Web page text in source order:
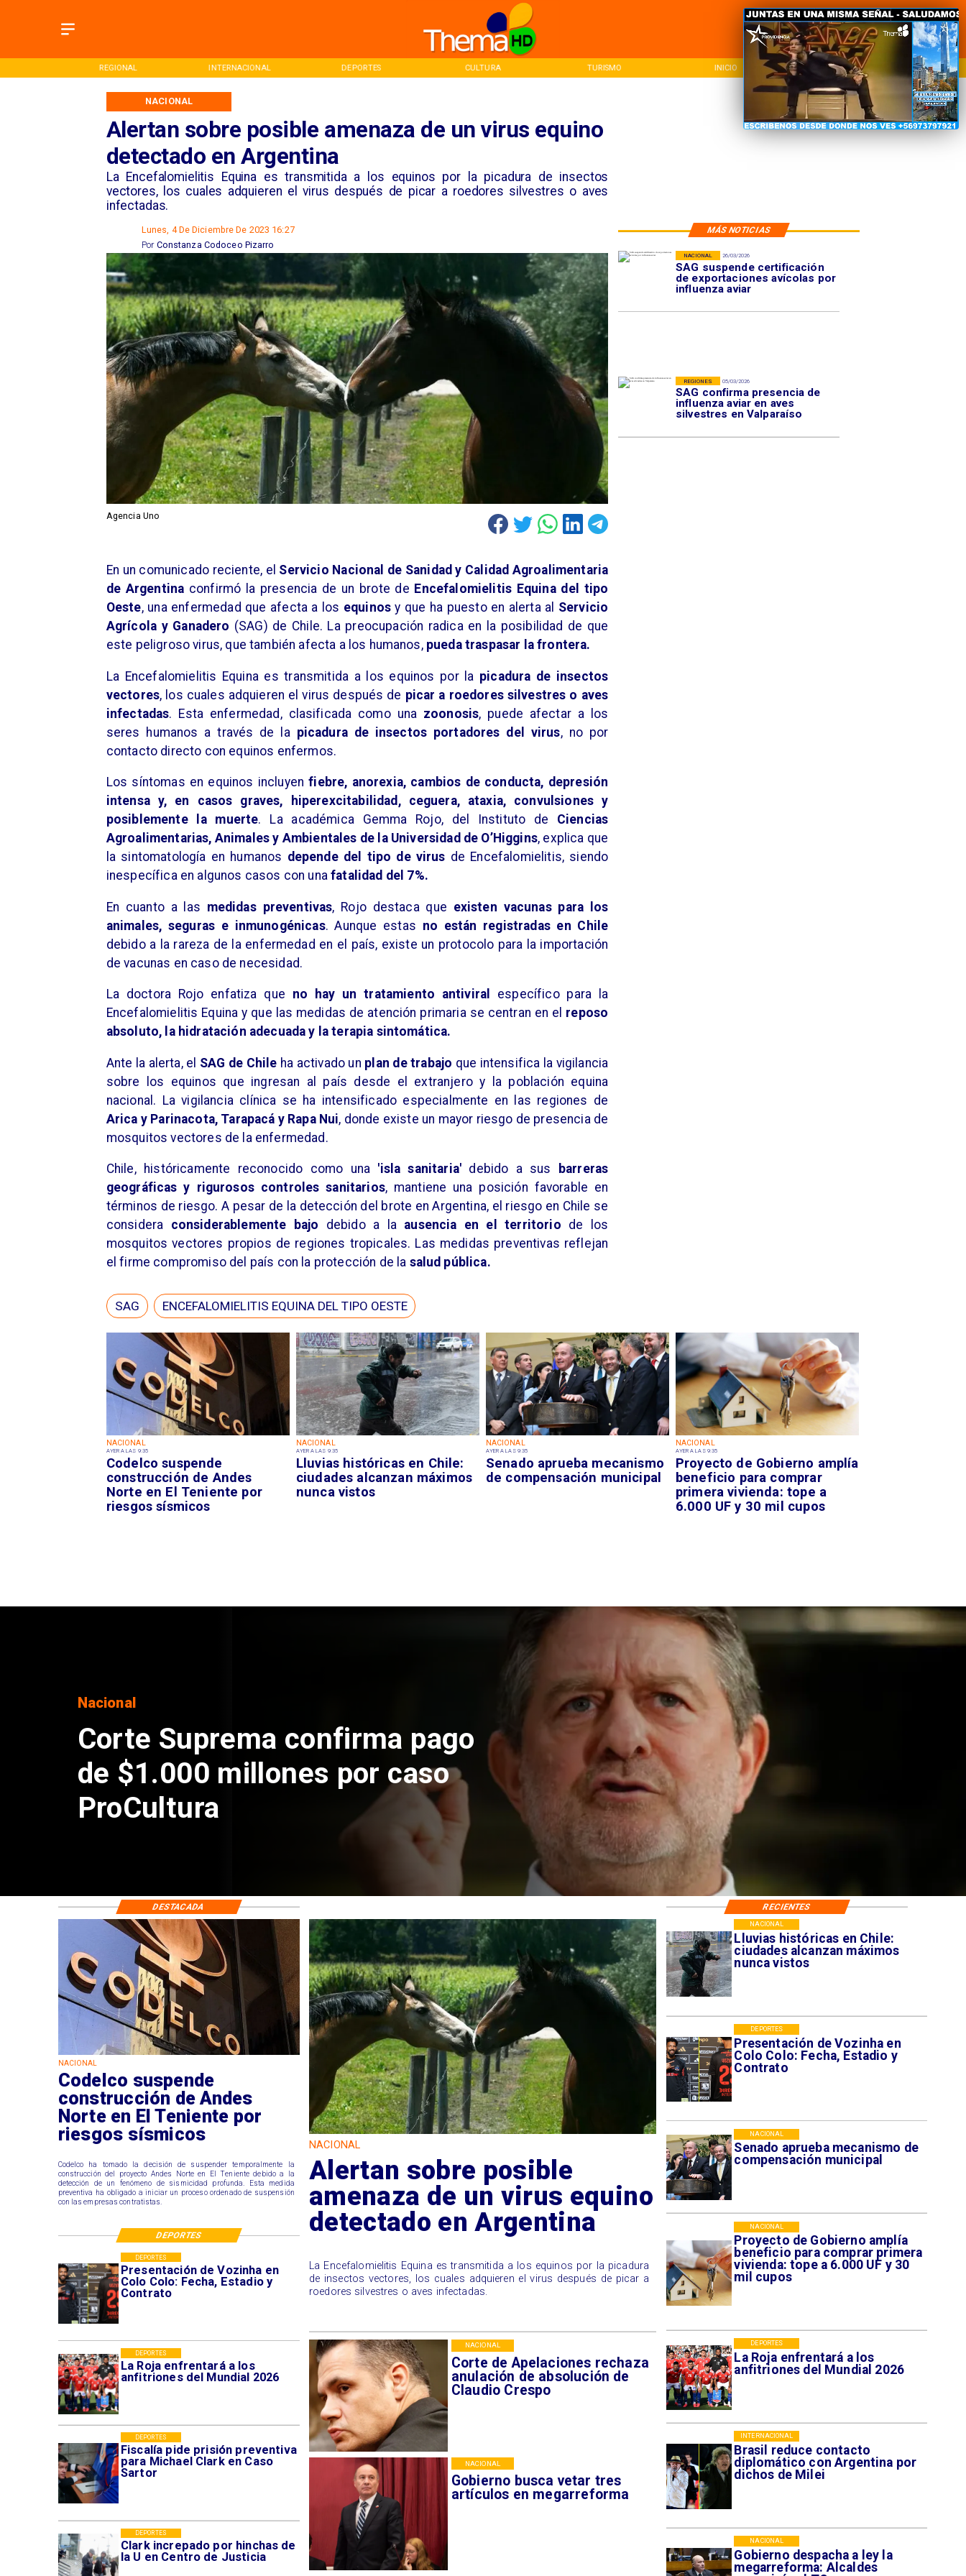
REGIONAL INTERNACIONAL DEPORTES CULTURA TURISMO INICIO NACIONAL
Alertan sobre posible amenaza de un virus equino
detectado en Argentina
​La Encefalomielitis Equina es transmitida a los equinos por la picadura de insectos
vectores, los cuales adquieren el virus después de picar a roedores silvestres o aves
infectadas.
NACIONAL
MÁS NOTICIAS
Lunes, 4 De Diciembre De 2023 16:27
Constanza Codoceo Pizarro
Por
Agencia Uno
NACIONAL
AYER A LAS 9:35
Codelco suspende
construcción de Andes
Norte en El Teniente por
riesgos sísmicos
NACIONAL
AYER A LAS 9:35
Lluvias históricas en Chile:
ciudades alcanzan máximos
nunca vistos
NACIONAL
AYER A LAS 9:35
Senado aprueba mecanismo
de compensación municipal
NACIONAL
AYER A LAS 9:35
Proyecto de Gobierno amplía
beneficio para comprar
primera vivienda: tope a
6.000 UF y 30 mil cupos
26/03/2026
SAG suspende certificación
de exportaciones avícolas por
influenza aviar
NACIONAL
05/03/2026
SAG confirma presencia de
influenza aviar en aves
silvestres en Valparaíso
REGIONES
En un comunicado reciente, el Servicio Nacional de Sanidad y Calidad Agroalimentaria
de Argentina confirmó la presencia de un brote de Encefalomielitis Equina del tipo
Oeste, una enfermedad que afecta a los equinosy que ha puesto en alerta al Servicio
Agrícola y Ganadero (SAG) de Chile. La preocupación radica en la posibilidad de que
este peligroso virus, que también afecta a los humanos,pueda traspasar la frontera.
​La Encefalomielitis Equina es transmitida a los equinos por la picadura de insectos
vectores, los cuales adquieren el virus después de picar a roedores silvestres o aves
infectadas. Esta enfermedad, clasificada como una zoonosis, puede afectar a los
seres humanos a través de la picadura de insectos portadores del virus, no por
contacto directo con equinos enfermos.
​Los síntomas en equinos incluyen fiebre, anorexia, cambios de conducta, depresión
intensa y, en casos graves, hiperexcitabilidad, ceguera, ataxia, convulsiones y
posiblemente la muerte. La académica Gemma Rojo, del Instituto de Ciencias
Agroalimentarias, Animales y Ambientales de la Universidad de O’Higgins, explica que
la sintomatología en humanos depende del tipo de virus de Encefalomielitis, siendo
inespecífica en algunos casos con unafatalidad del 7%.
​En cuanto a las medidas preventivas, Rojo destaca que existen vacunas para los
animales, seguras e inmunogénicas. Aunque estas no están registradas en Chile
debido a la rareza de la enfermedad en el país, existe un protocolo para la importación
de vacunas en caso de necesidad.
​La doctora Rojo enfatiza que no hay un tratamiento antiviral específico para la
Encefalomielitis Equina y que las medidas de atención primaria se centran en el reposo
absoluto, la hidratación adecuada y la terapia sintomática.
Ante la alerta, el SAG de Chile ha activado un plan de trabajo que intensifica la vigilancia
sobre los equinos que ingresan al país desde el extranjero y la población equina
nacional. La vigilancia clínica se ha intensificado especialmente en las regiones de
Arica y Parinacota, Tarapacá y Rapa Nui, donde existe un mayor riesgo de presencia de
mosquitos vectores de la enfermedad.
​Chile, históricamente reconocido como una 'isla sanitaria' debido a sus barreras
geográficas y rigurosos controles sanitarios, mantiene una posición favorable en
términos de riesgo. A pesar de la detección del brote en Argentina, el riesgo en Chile se
considera considerablemente bajo debido a la ausencia en el territorio de los
mosquitos vectores propios de regiones tropicales. Las medidas preventivas reflejan
el firme compromiso del país con la protección de la salud pública.
SAG ENCEFALOMIELITIS EQUINA DEL TIPO OESTE
Nacional
Codelco suspende construcción
de Andes Norte en El Teniente
por riesgos sísmicos
Lluvias históricas en Chile:
ciudades alcanzan máximos
nunca vistos
NACIONAL
Presentación de Vozinha en
Colo Colo: Fecha, Estadio y
Contrato
DEPORTES
Senado aprueba mecanismo de
compensación municipal
NACIONAL
Proyecto de Gobierno amplía
beneficio para comprar primera
vivienda: tope a 6.000 UF y 30
mil cupos
NACIONAL
La Roja enfrentará a los
anfitriones del Mundial 2026
DEPORTES
Brasil reduce contacto
diplomático con Argentina por
dichos de Milei
INTERNACIONAL
Gobierno despacha a ley la
megarreforma: Alcaldes
NACIONAL
Presentación de Vozinha en
Colo Colo: Fecha, Estadio y
Contrato
DEPORTES
La Roja enfrentará a los
anfitriones del Mundial 2026
DEPORTES
Fiscalía pide prisión preventiva
para Michael Clark en Caso
Sartor
DEPORTES
Clark increpado por hinchas de
la U en Centro de Justicia
DEPORTES
Corte de Apelaciones rechaza
anulación de absolución de
Claudio Crespo
NACIONAL
Gobierno busca vetar tres
artículos en megarreforma
NACIONAL
NACIONAL
Codelco suspende
construcción de Andes
Norte en El Teniente por
riesgos sísmicos
Codelco ha tomado la decisión de suspender temporalmente la
construcción del proyecto Andes Norte en El Teniente debido a la
detección de un fenómeno de sismicidad profunda. Esta medida
preventiva ha obligado a iniciar un proceso ordenado de suspensión
con las empresas contratistas.
NACIONAL
Alertan sobre posible
amenaza de un virus equino
detectado en Argentina
​La Encefalomielitis Equina es transmitida a los equinos por la picadura
de insectos vectores, los cuales adquieren el virus después de picar a
roedores silvestres o aves infectadas.
RECIENTES
DESTACADA
DEPORTES